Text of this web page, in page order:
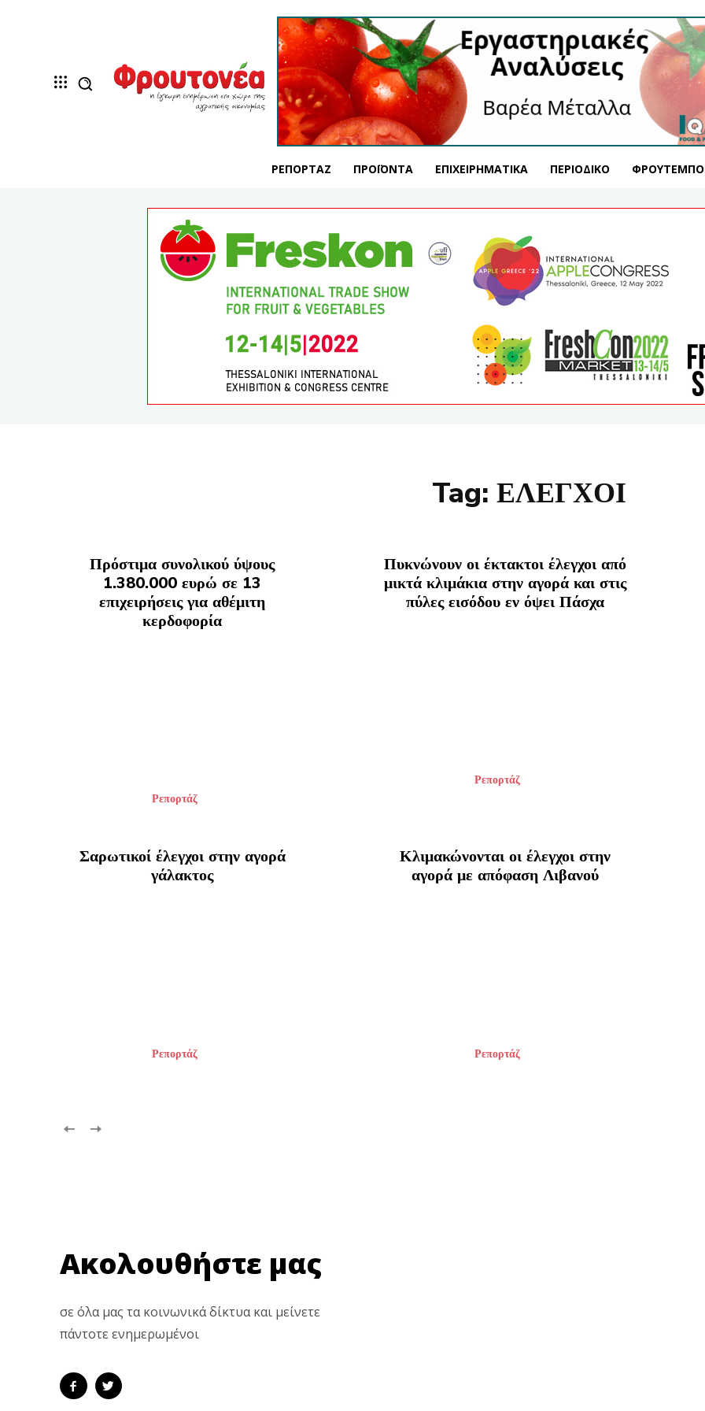
ΡΕΠΟΡΤΆΖ ΠΡΟΪΌΝΤΑ ΕΠΙΧΕΙΡΗΜΑΤΙΚΆ ΠΕΡΙΟΔΙΚΌ
Tag: ΕΛΕΓΧΟΙ
Πρόστιμα συνολικού ύψους
1.380.000 ευρώ σε 13
επιχειρήσεις για αθέμιτη
κερδοφορία
Ρεπορτάζ
Πυκνώνουν οι έκτακτοι έλεγχοι από
μικτά κλιμάκια στην αγορά και στις
πύλες εισόδου εν όψει Πάσχα
Ρεπορτάζ
Σαρωτικοί έλεγχοι στην αγορά
γάλακτος
Ρεπορτάζ
Κλιμακώνονται οι έλεγχοι στην
αγορά με απόφαση Λιβανού
Ρεπορτάζ
Ακολουθήστε μας
σε όλα μας τα κοινωνικά δίκτυα και μείνετε
πάντοτε ενημερωμένοι